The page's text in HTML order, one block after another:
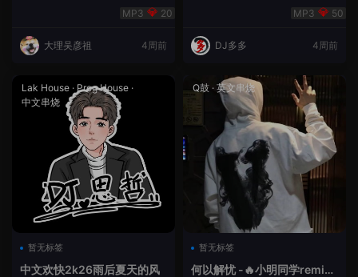
20
大理吴彦祖 4周前
50
DJ多多 4周前
Lak House · Prog House ·
中文串烧
暂无标签
中文欢快2k26雨后夏天的风
Q鼓 · 英文串烧
暂无标签
何以解忧 -🔥小明同学remix